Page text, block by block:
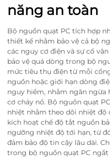
năng an toàn
Bộ nguồn quạt PC tích hợp
thiết kế nhằm bảo vệ cả bộ
các nguy cơ điện và sự cố
bảo vệ quá dòng trong bộ
mức tiêu thụ điện từ mỗi
nguồn hoặc giới hạn dòng
nguy hiểm, nhằm ngăn ngừa
cơ cháy nổ. Bộ nguồn quạt
nhiệt nhằm theo dõi nhiệt độ
kích hoạt chế độ tắt nguồn
ngưỡng nhiệt độ tới hạn, từ
đảm bảo độ tin cậy lâu dài.
trong bộ nguồn quạt PC